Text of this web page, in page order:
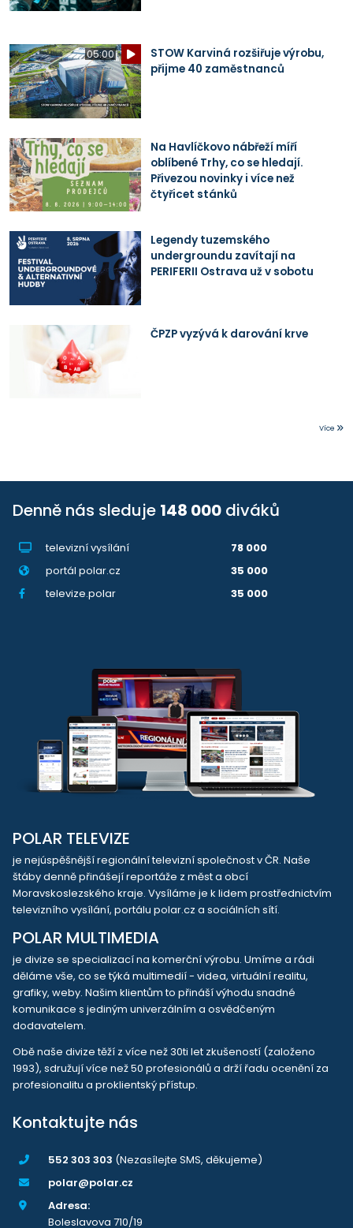
05:00
STOW Karviná rozšiřuje výrobu,
přijme 40 zaměstnanců
Na Havlíčkovo nábřeží míří
oblíbené Trhy, co se hledají.
Přivezou novinky i více než
čtyřicet stánků
Legendy tuzemského
undergroundu zavítají na
PERIFERII Ostrava už v sobotu
ČPZP vyzývá k darování krve
Více
Denně nás sleduje 148 000 diváků
televizní vysílání
78 000
portál polar.cz
35 000
televize.polar
35 000
POLAR TELEVIZE
je nejúspěšnější regionální televizní společnost v ČR. Naše
štáby denně přinášejí reportáže z měst a obcí
Moravskoslezského kraje. Vysíláme je k lidem prostřednictvím
televizního vysílání, portálu polar.cz a sociálních sítí.
POLAR MULTIMEDIA
je divize se specializací na komerční výrobu. Umíme a rádi
děláme vše, co se týká multimedií - videa, virtuální realitu,
grafiky, weby. Našim klientům to přináší výhodu snadné
komunikace s jediným univerzálním a osvědčeným
dodavatelem.
Obě naše divize těží z více než 30ti let zkušeností (založeno
1993), sdružují více než 50 profesionálů a drží řadu ocenění za
profesionalitu a proklientský přístup.
Kontaktujte nás
552 303 303 (Nezasílejte SMS, děkujeme)
polar@polar.cz
Adresa:
Boleslavova 710/19